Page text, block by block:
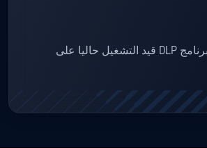
تحديد ما إذا كان برنامج DLP قيد التشغيل حاليا على